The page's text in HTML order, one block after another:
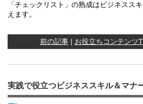
「チェックリスト」の熟成はビジネスス
えます。
前の記事| お役立ちコンテンツ
実践で役立つビジネススキル＆マナ